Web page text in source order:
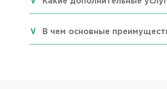
В чем основные